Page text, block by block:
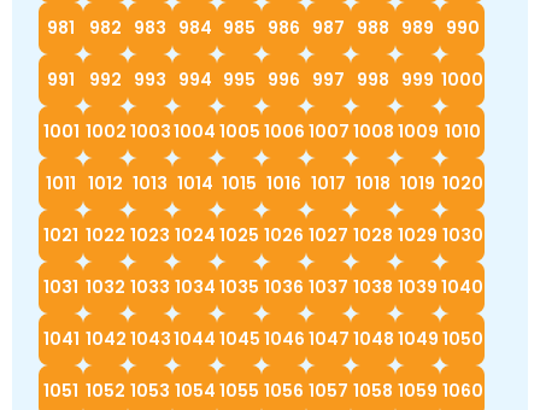
981 982 983 984 985 986 987 988 989 990
991 992 993 994 995 996 997 998 999 1000
1001 1002 10031004 1005 1006 1007 1008 1009 1010
1011 1012 1013 1014 1015 1016 1017 1018 1019 1020
1021 1022 1023 1024 1025 1026 1027 1028 1029 1030
1031 1032 1033 1034 1035 1036 1037 1038 1039 1040
1041 1042 10431044 1045 1046 1047 1048 1049 1050
1051 1052 1053 1054 1055 1056 1057 1058 1059 1060